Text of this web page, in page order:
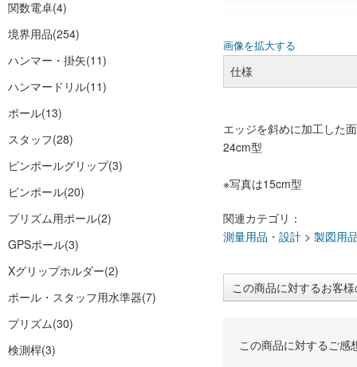
関数電卓(4)
境界用品(254)
ハンマー・掛矢(11)
ハンマードリル(11)
ポール(13)
スタッフ(28)
ピンポールグリップ(3)
ピンポール(20)
プリズム用ポール(2)
GPSポール(3)
Xグリップホルダー(2)
ポール・スタッフ用水準器(7)
プリズム(30)
検測桿(3)
画像を拡大する
仕様
エッジを斜めに加工した
24cm型
※写真は15cm型
関連カテゴリ：
測量用品・設計 > 製図用
この商品に対するお客
この商品に対するご感